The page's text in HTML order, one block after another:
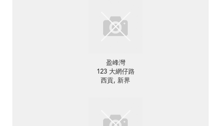
盈峰灣
123 大網仔路
西貢, 新界